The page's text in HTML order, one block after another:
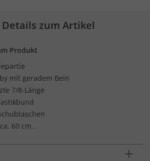
zum Artikel
Produkt
mit geradem Bein
7/8-Länge
60 cm.